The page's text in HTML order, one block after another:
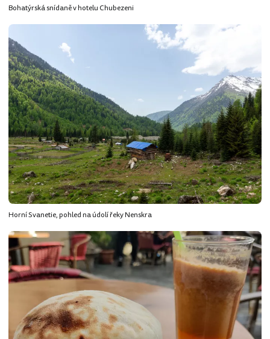
Bohatýrská snídaně v hotelu Chubezeni
Horní Svanetie, pohled na údolí řeky Nenskra